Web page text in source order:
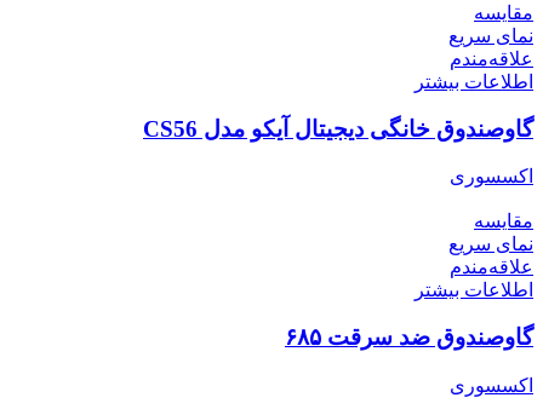
مقایسه
نمای سریع
علاقه‌مندم
اطلاعات بیشتر
گاوصندوق خانگی دیجیتال آیکو مدل CS56
اکسسوری
مقایسه
نمای سریع
علاقه‌مندم
اطلاعات بیشتر
گاوصندوق ضد سرقت ۶۸۵
اکسسوری